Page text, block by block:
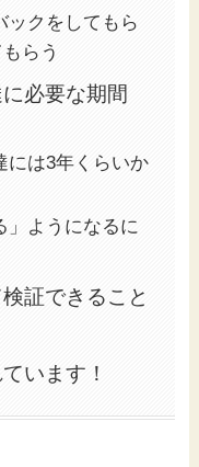
クをしてもら
らう
必要な期間
には3年くらいか
」ようになるに
証できること
います！